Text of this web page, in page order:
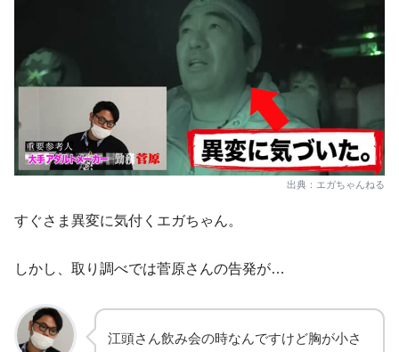
出典：エガちゃんねる
すぐさま異変に気付くエガちゃん。
しかし、取り調べでは菅原さんの告発が…
江頭さん飲み会の時なんですけど胸が小さ